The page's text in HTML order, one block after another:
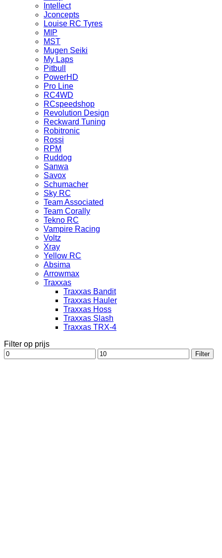
Intellect
Jconcepts
Louise RC Tyres
MIP
MST
Mugen Seiki
My Laps
Pitbull
PowerHD
Pro Line
RC4WD
RCspeedshop
Revolution Design
Reckward Tuning
Robitronic
Rossi
RPM
Ruddog
Sanwa
Savox
Schumacher
Sky RC
Team Associated
Team Corally
Tekno RC
Vampire Racing
Voltz
Xray
Yellow RC
Absima
Arrowmax
Traxxas
Traxxas Bandit
Traxxas Hauler
Traxxas Hoss
Traxxas Slash
Traxxas TRX-4
Filter op prijs
Min.
prijs
Max.
prijs
Filter